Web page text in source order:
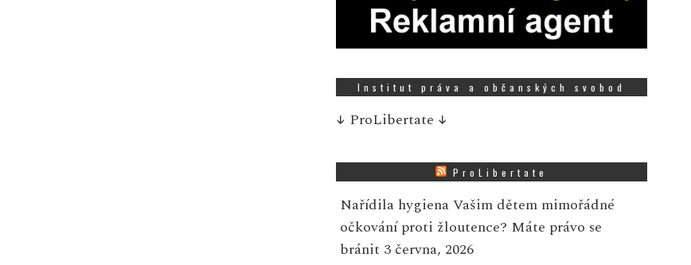
Institut práva a občanských svobod
↓ ProLibertate ↓
ProLibertate
Nařídila hygiena Vašim dětem mimořádné
očkování proti žloutence? Máte právo se
bránit 3 června, 2026